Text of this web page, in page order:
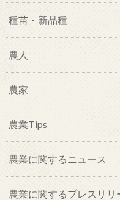
種苗・新品種
農人
農家
農業Tips
農業に関するニュース
農業に関するプレスリリ